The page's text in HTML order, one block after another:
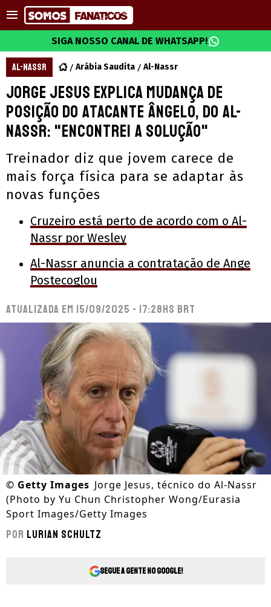
SIGA NOSSO CANAL DE WHATSAPP!
AL-NASSR Arábia Saudita Al-Nassr
Jorge Jesus explica mudança de
posição do atacante Ângelo, do Al-
Nassr: "Encontrei a solução"
Treinador diz que jovem carece de
mais força física para se adaptar às
novas funções
Cruzeiro está perto de acordo com o Al-
Nassr por Wesley
Al-Nassr anuncia a contratação de Ange
Postecoglou
Atualizada em 15/09/2025 - 17:28hs BRT
© Getty Images Jorge Jesus, técnico do Al-Nassr
(Photo by Yu Chun Christopher Wong/Eurasia
Sport Images/Getty Images
Por Lurian Schultz
Segue a gente no Google!